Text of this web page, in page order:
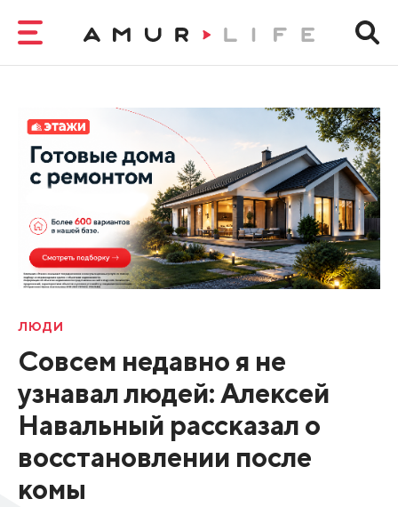
ЛЮДИ
Совсем недавно я не
узнавал людей: Алексей
Навальный рассказал о
восстановлении после
комы